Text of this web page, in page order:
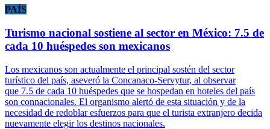
PAÍS
Turismo nacional sostiene al sector en México: 7.5 de
cada 10 huéspedes son mexicanos
Los mexicanos son actualmente el principal sostén del sector
turístico del país, aseveró la Concanaco-Servytur, al observar
que 7.5 de cada 10 huéspedes que se hospedan en hoteles del país
son connacionales. El organismo alertó de esta situación y de la
necesidad de redoblar esfuerzos para que el turista extranjero decida
nuevamente elegir los destinos nacionales.